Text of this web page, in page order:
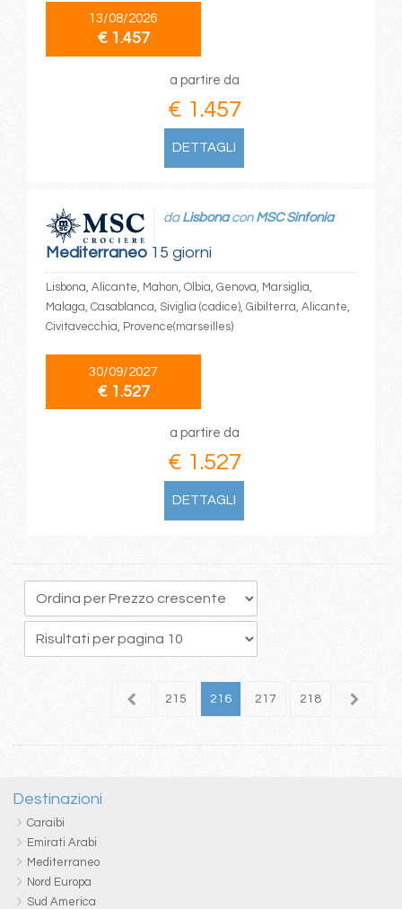
13/08/2026
€ 1.457
a partire da
€ 1.457
DETTAGLI
Mediterraneo15 giorni
da Lisbonacon MSC Sinfonia
Lisbona, Alicante, Mahon, Olbia, Genova, Marsiglia,
Malaga, Casablanca, Siviglia (cadice), Gibilterra, Alicante,
Civitavecchia, Provence(marseilles)
30/09/2027
€ 1.527
a partire da
€ 1.527
DETTAGLI
214 215 216 217 218
Destinazioni
Caraibi
Emirati Arabi
Mediterraneo
Nord Europa
Sud America